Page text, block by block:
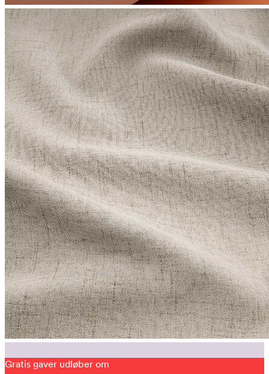
Gratis gaver udløber om